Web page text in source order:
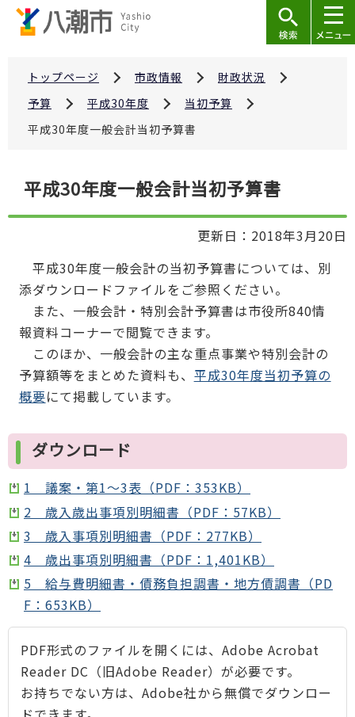
トップページ 市政情報
財政状況
予算
平成30年度
当初予算
平成30年度一般会計当初予算書
こ
平成30年度一般会計当初予算書
更新日：2018年3月20日
平成30年度一般会計の当初予算書については、別
添ダウンロードファイルをご参照ください。
また、一般会計・特別会計予算書は市役所840情
報資料コーナーで閲覧できます。
このほか、一般会計の主な重点事業や特別会計の
予算額等をまとめた資料も、 平成30年度当初予算の
概要にて掲載しています。
ダウンロード
1 議案・第1～3表（PDF：353KB）
2 歳入歳出事項別明細書（PDF：57KB）
3 歳入事項別明細書（PDF：277KB）
4 歳出事項別明細書（PDF：1,401KB）
5 給与費明細書・債務負担調書・地方債調書（PD
F：653KB）
PDF形式のファイルを開くには、Adobe Acrobat
Reader DC（旧Adobe Reader）が必要です。
お持ちでない方は、Adobe社から無償でダウンロー